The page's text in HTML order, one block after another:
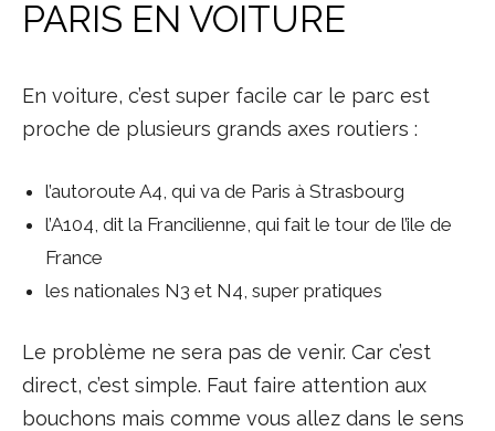
PARIS EN VOITURE
En voiture, c’est super facile car le parc est
proche de plusieurs grands axes routiers :
l’autoroute A4, qui va de Paris à Strasbourg
l’A104, dit la Francilienne, qui fait le tour de l’ile de
France
les nationales N3 et N4, super pratiques
Le problème ne sera pas de venir. Car c’est
direct, c’est simple. Faut faire attention aux
bouchons mais comme vous allez dans le sens